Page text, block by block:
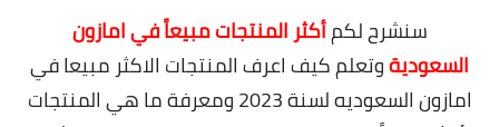
المواقع
زيادة متابعين
سنشرح لكمأكثر المنتجات مبيعاً في امازون
السعوديةوتعلمكيف اعرف المنتجات الاكثر مبيعا في
امازون السعوديه
لسنة 2023 ومعرفة ما هي المنتجات